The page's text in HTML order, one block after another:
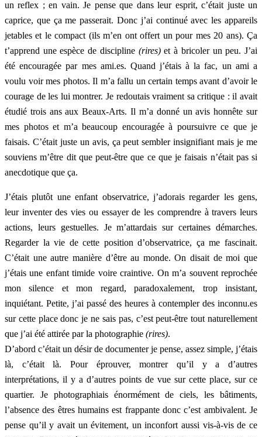
un reflex ; en vain. Je pense que dans leur esprit, c’était juste un
caprice, que ça me passerait. Donc j’ai continué avec les appareils
jetables et le compact (ils m’en ont offert un pour mes 20 ans). Ça
t’apprend une espèce de discipline (rires)et à bricoler un peu. J’ai
été encouragée par mes ami.es. Quand j’étais à la fac, un ami a
voulu voir mes photos. Il m’a fallu un certain temps avant d’avoir le
courage de les lui montrer. Je redoutais vraiment sa critique : il avait
étudié trois ans aux Beaux-Arts. Il m’a donné un avis honnête sur
mes photos et m’a beaucoup encouragée à poursuivre ce que je
faisais. C’était juste un avis, ça peut sembler insignifiant mais je me
souviens m’être dit que peut-être que ce que je faisais n’était pas si
anecdotique que ça.
J’étais plutôt une enfant observatrice, j’adorais regarder les gens,
leur inventer des vies ou essayer de les comprendre à travers leurs
actions, leurs gestuelles. Je m’attardais sur certaines démarches.
Regarder la vie de cette position d’observatrice, ça me fascinait.
C’était une autre manière d’être au monde. On disait de moi que
j’étais une enfant timide voire craintive. On m’a souvent reprochée
mon silence et mon regard, paradoxalement, trop insistant,
inquiétant. Petite, j’ai passé des heures à contempler des inconnu.es
sur cette place donc je ne sais pas, c’est peut-être tout naturellement
que j’ai été attirée par la photographie (rires).
D’abord c’était un désir de documenter je pense, assez simple, j’étais
là, c’était là. Pour éprouver, montrer qu’il y a d’autres
interprétations, il y a d’autres points de vue sur cette place, sur ce
quartier. Je photographiais énormément de ciels, les bâtiments,
l’absence des êtres humains est frappante donc c’est ambivalent. Je
pense qu’il y avait un évitement, un inconfort aussi vis-à-vis de ce